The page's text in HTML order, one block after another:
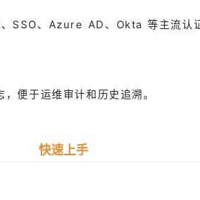
SSO、Azure AD、Okta 等主流认
便于运维审计和历史追溯。
快速上手